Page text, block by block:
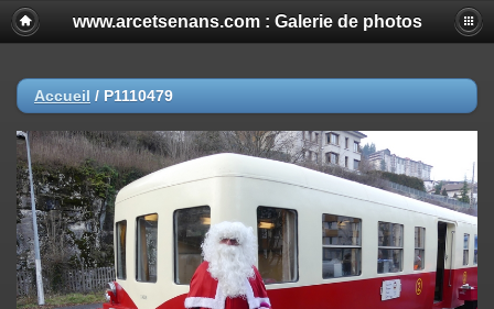
www.arcetsenans.com : Galerie de photos
Accueil / P1110479